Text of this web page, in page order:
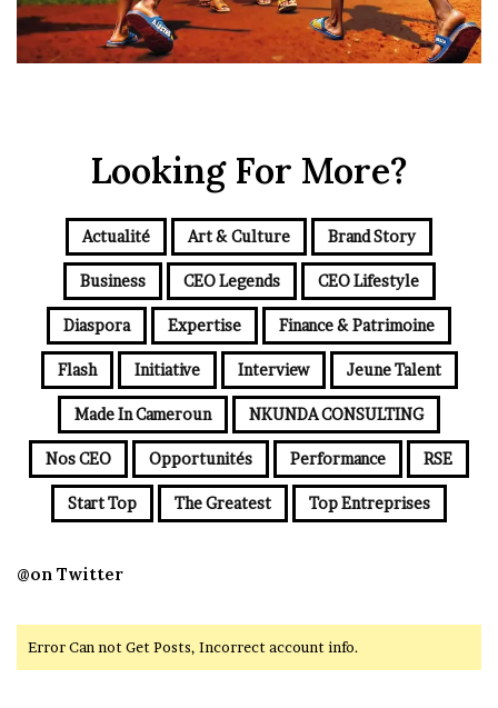
Looking For More?
Actualité Art & Culture Brand Story
Business CEO Legends CEO Lifestyle
Diaspora Expertise Finance & Patrimoine
Flash Initiative Interview Jeune Talent
Made In Cameroun NKUNDA CONSULTING
Nos CEO Opportunités Performance RSE
Start Top The Greatest Top Entreprises
@on Twitter
Error Can not Get Posts, Incorrect account info.